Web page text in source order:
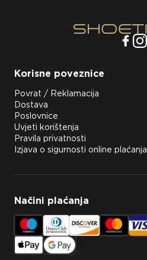
Korisne poveznice
Povrat / Reklamacija
Dostava
Poslovnice
Uvjeti korištenja
Pravila privatnosti
Izjava o sigurnosti online plaćanja
Načini plaćanja